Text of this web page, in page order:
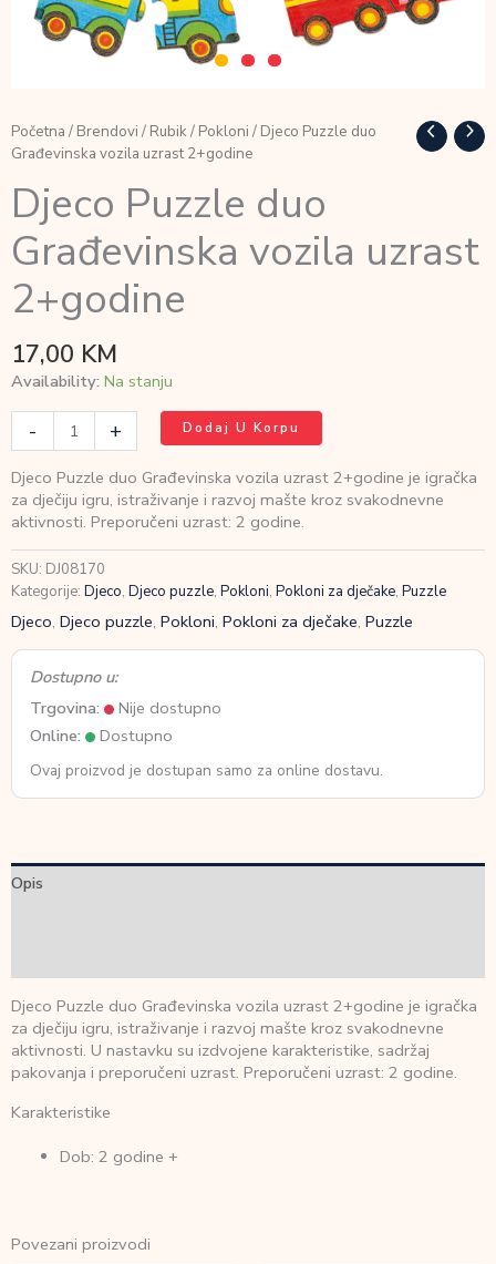
Početna / Brendovi / Rubik/ Pokloni / Djeco Puzzle duo
Građevinska vozila uzrast 2+godine
Djeco Puzzle duo
Građevinska vozila uzrast
2+godine
17,00 KM
Availability: Na stanju
-
Građevinska
vozila
uzrast
2+godine
količina
+ Dodaj U Korpu
Djeco Puzzle duo Građevinska vozila uzrast 2+godine je igračka
za dječiju igru, istraživanje i razvoj mašte kroz svakodnevne
aktivnosti. Preporučeni uzrast: 2 godine.
SKU: DJ08170
Kategorije: Djeco, Djeco puzzle, Pokloni, Pokloni za dječake, Puzzle
Djeco, Djeco puzzle, Pokloni, Pokloni za dječake, Puzzle
Dostupno u:
Trgovina:
Nije dostupno
Online:
Dostupno
Ovaj proizvod je dostupan samo za online dostavu.
Opis
Djeco Puzzle duo Građevinska vozila uzrast 2+godine je igračka
za dječiju igru, istraživanje i razvoj mašte kroz svakodnevne
aktivnosti. U nastavku su izdvojene karakteristike, sadržaj
pakovanja i preporučeni uzrast. Preporučeni uzrast: 2 godine.
Karakteristike
Dob: 2 godine +
Povezani proizvodi